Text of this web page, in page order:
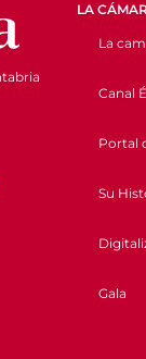
LA
La
Canal
Portal
Su
Gala